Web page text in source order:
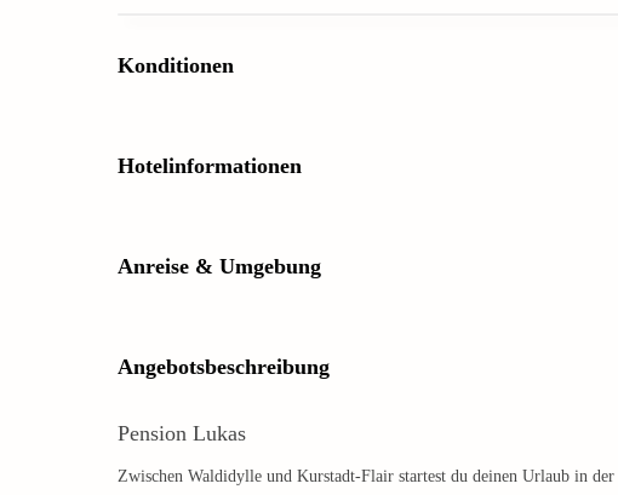
Konditionen
Hotelinformationen
Anreise & Umgebung
Angebotsbeschreibung
Pension Lukas
Zwischen Waldidylle und Kurstadt-Flair startest du deinen Urlaub in der